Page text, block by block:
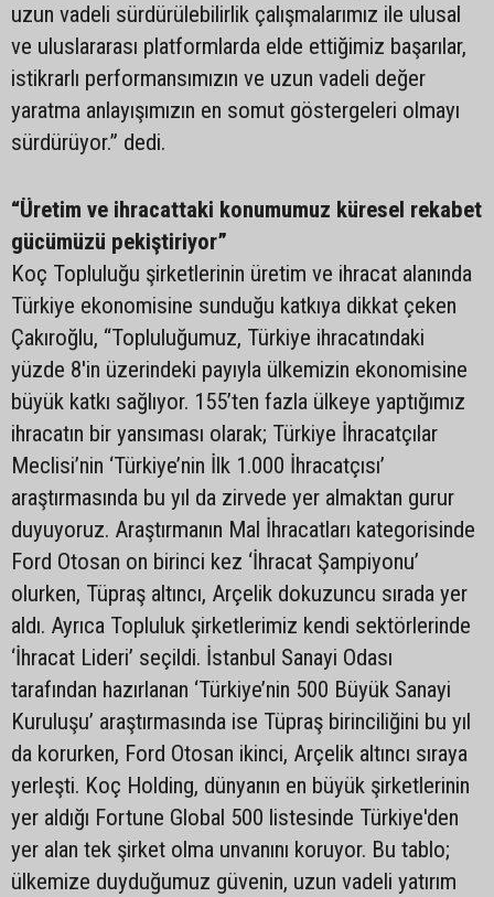
uzun vadeli sürdürülebilirlik çalışmalarımız ile ulusal
ve uluslararası platformlarda elde ettiğimiz başarılar,
istikrarlı performansımızın ve uzun vadeli değer
yaratma anlayışımızın en somut göstergeleri olmayı
sürdürüyor.” dedi.
“Üretim ve ihracattaki konumumuz küresel rekabet
gücümüzü pekiştiriyor”
Koç Topluluğu şirketlerinin üretim ve ihracat alanında
Türkiye ekonomisine sunduğu katkıya dikkat çeken
Çakıroğlu, “Topluluğumuz, Türkiye ihracatındaki
yüzde 8'in üzerindeki payıyla ülkemizin ekonomisine
büyük katkı sağlıyor. 155’ten fazla ülkeye yaptığımız
ihracatın bir yansıması olarak; Türkiye İhracatçılar
Meclisi’nin ‘Türkiye’nin İlk 1.000 İhracatçısı’
araştırmasında bu yıl da zirvede yer almaktan gurur
duyuyoruz. Araştırmanın Mal İhracatları kategorisinde
Ford Otosan on birinci kez ‘İhracat Şampiyonu’
olurken, Tüpraş altıncı, Arçelik dokuzuncu sırada yer
aldı. Ayrıca Topluluk şirketlerimiz kendi sektörlerinde
‘İhracat Lideri’ seçildi. İstanbul Sanayi Odası
tarafından hazırlanan ‘Türkiye’nin 500 Büyük Sanayi
Kuruluşu’ araştırmasında ise Tüpraş birinciliğini bu yıl
da korurken, Ford Otosan ikinci, Arçelik altıncı sıraya
yerleşti. Koç Holding, dünyanın en büyük şirketlerinin
yer aldığı Fortune Global 500 listesinde Türkiye'den
yer alan tek şirket olma unvanını koruyor. Bu tablo;
ülkemize duyduğumuz güvenin, uzun vadeli yatırım